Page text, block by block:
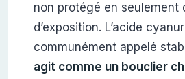
non protégé en seulement
d’exposition. L’acide
communément appelé
agit comme un bouclier